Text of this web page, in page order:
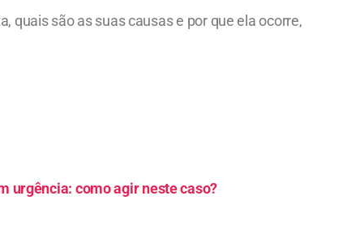
quais são as suas causas e por que ela ocorre,
urgência: como agir neste caso?